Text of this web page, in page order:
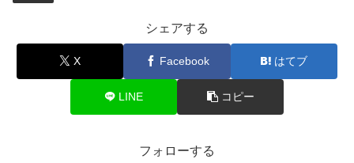
シェアする
X Facebook はてブ
LINE コピー
フォローする